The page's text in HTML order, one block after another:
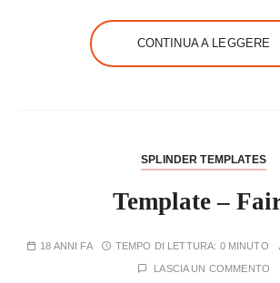
CONTINUA A LEGGERE
SPLINDER TEMPLATES
Template –
18 ANNI FA TEMPO DI LETTURA: 0 MINUTO
LASCIA UN COMMENTO